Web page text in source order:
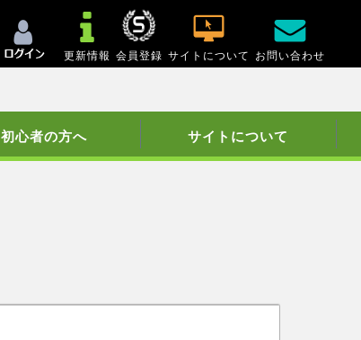
更新情報 会員登録 サイトについて お問い合わせ
初心者の方へ サイトについて